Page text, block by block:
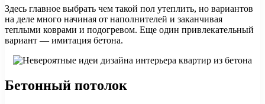
Здесь главное выбрать чем такой пол утеплить, но вариантов
на деле много начиная от наполнителей и заканчивая
теплыми коврами и подогревом. Еще один привлекательный
вариант — имитация бетона.
Бетонный потолок